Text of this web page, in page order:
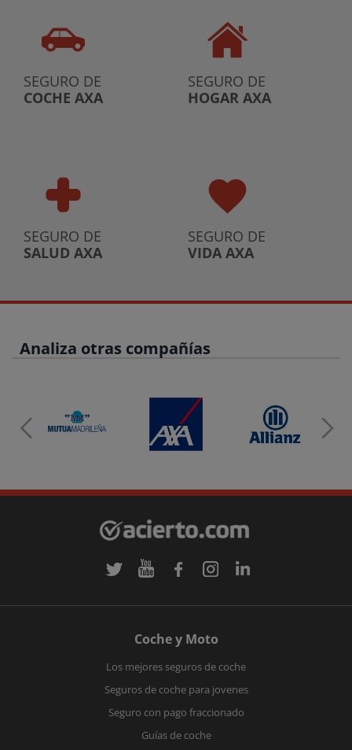
SEGURO DE
COCHE AXA
SEGURO DE
HOGAR AXA
SEGURO DE
SALUD AXA
SEGURO DE
VIDA AXA
Analiza otras compañías
Coche y Moto
Los mejores seguros de coche
Seguros de coche para jovenes
Seguro con pago fraccionado
Guías de coche